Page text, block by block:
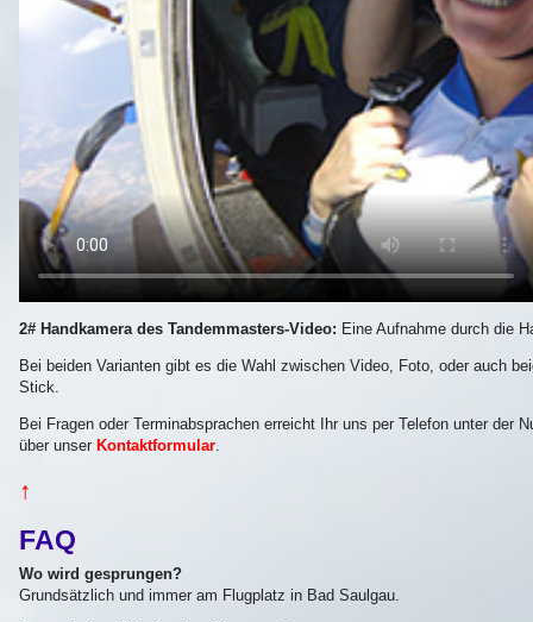
2# Handkamera des Tandemmasters-Video: Eine Aufnahme durch die
Bei beiden Varianten gibt es die Wahl zwischen Video, Foto, oder auch
Stick.
Bei Fragen oder Terminabsprachen erreicht Ihr uns per Telefon unter der
über unser Kontaktformular
↑
FAQ
Wo wird gesprungen?
Grundsätzlich und immer am Flugplatz in Bad Saulgau.